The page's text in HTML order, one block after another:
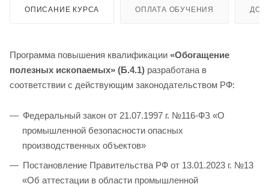
ОПИСАНИЕ КУРСА ОПЛАТА ОБУЧЕНИЯ
Программа повышения квалификации «Обогащение
полезных ископаемых» (Б.4.1) разработана в
соответствии с действующим законодательством РФ:
Федеральный закон от 21.07.1997 г. №116-ФЗ «О
промышленной безопасности опасных
производственных объектов»
Постановление Правительства РФ от 13.01.2023 г. №13
«Об аттестации в области промышленной